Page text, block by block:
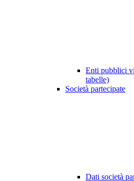
Enti pubblici
tabelle)
Società partecipate
Dati società